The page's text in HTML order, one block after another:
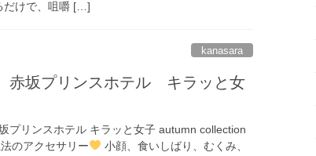
だけで、咀嚼 […]
kanasara
赤坂プリンスホテル キラッと女
プリンスホテル キラッと女子 autumn collection
のアクセサリー
小顔、食いしばり、むくみ、